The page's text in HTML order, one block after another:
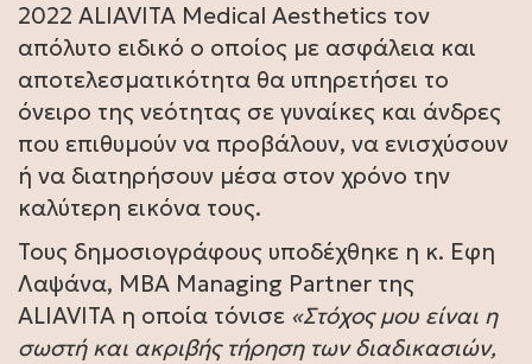
2022 ALIAVITA Medical Aesthetics τον
απόλυτο ειδικό ο οποίος με ασφάλεια και
αποτελεσματικότητα θα υπηρετήσει το
όνειρο της νεότητας σε γυναίκες και άνδρες
που επιθυμούν να προβάλουν, να ενισχύσουν
ή να διατηρήσουν μέσα στον χρόνο την
καλύτερη εικόνα τους.
Τους δημοσιογράφους υποδέχθηκε η κ. Εφη
Λαψάνα, ΜΒΑ Managing Partner της
ALIAVITA η οποία τόνισε «Στόχος μου είναι η
σωστή και ακριβής τήρηση των διαδικασιών,